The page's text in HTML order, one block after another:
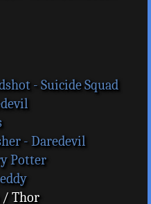
- Suicide Squad
- Daredevil
Potter
/ Thor